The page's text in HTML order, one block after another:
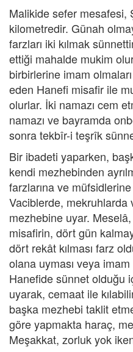
Malikide sefer mesafesi,
kilometredir. Günah
farzları iki kılmak
ettiği mahalde mukim
birbirlerine imam
eden Hanefi misafir ile
olurlar. İki namazı cem
namazı ve bayramda
sonra tekbîr-i teşrîk
Bir ibadeti yaparken,
kendi mezhebinden
farzlarına ve
Vaciblerde, mekruhlarda
mezhebine uyar.
misafirin, dört gün
dört rekât kılması farz
olana uyması veya
Hanefide sünnet olduğu
uyarak, cemaat ile
başka mezhebi taklit
göre yapmakta haraç,
Meşakkat, zorluk yok